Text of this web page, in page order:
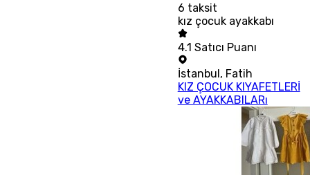
6 taksit
kız çocuk ayakkabı
4.1 Satıcı Puanı
İstanbul, Fatih
KIZ ÇOCUK KIYAFETLERİ
ve AYAKKABILARı